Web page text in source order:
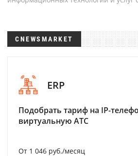
CNEWSMARKET
ERP
Подобрать тариф на IP-
виртуальную АТС
От 1 046 руб./месяц